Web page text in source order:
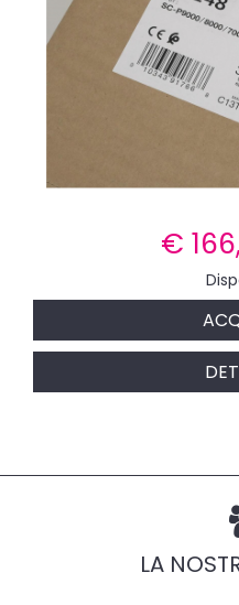
€
LA